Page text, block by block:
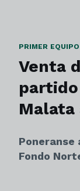
PRIMER EQUIPO
Venta
Malata
Poneranse
Fondo